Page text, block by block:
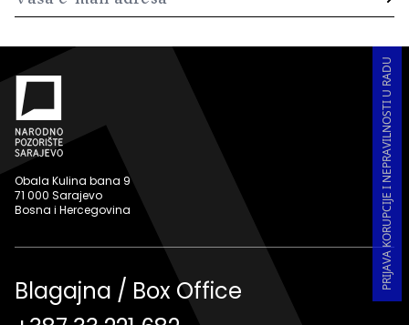
PRIJAVA KORUPCIJE I NEPRAVILNOSTI U RADU
Obala Kulina bana 9
71 000 Sarajevo
Bosna i Hercegovina
Blagajna / Box Office